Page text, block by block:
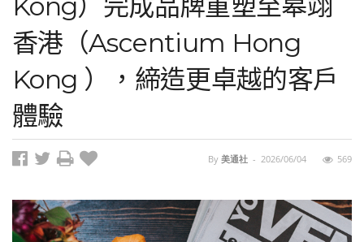
i
g
a
i
o
n
香港（Ascentium Hong
Kong ），締造更卓越的客戶
體驗
By 美通社 - 2026/06/04 569